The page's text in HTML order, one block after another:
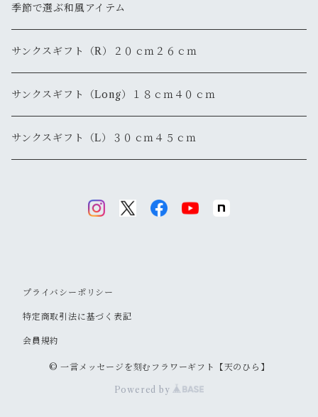
還暦
退職・退官
季節で選ぶ和風アイテム
サンクスギフト（R）２０ｃｍ２６ｃｍ
サンクスギフト（Long）１８ｃｍ４０ｃｍ
サンクスギフト（L）３０ｃｍ４５ｃｍ
プライバシーポリシー
特定商取引法に基づく表記
会員規約
© 一言メッセージを刻むフラワーギフト【天のひら】
Powered by